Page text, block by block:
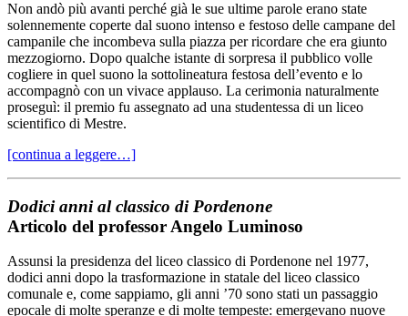
Non andò più avanti perché già le sue ultime parole erano state
solennemente coperte dal suono intenso e festoso delle campane del
campanile che incombeva sulla piazza per ricordare che era giunto
mezzogiorno. Dopo qualche istante di sorpresa il pubblico volle
cogliere in quel suono la sottolineatura festosa dell’evento e lo
accompagnò con un vivace applauso. La cerimonia naturalmente
proseguì: il premio fu assegnato ad una studentessa di un liceo
scientifico di Mestre.
[continua a leggere…]
Dodici anni al classico di Pordenone
Articolo del professor Angelo Luminoso
Assunsi la presidenza del liceo classico di Pordenone nel 1977,
dodici anni dopo la trasformazione in statale del liceo classico
comunale e, come sappiamo, gli anni ’70 sono stati un passaggio
epocale di molte speranze e di molte tempeste: emergevano nuove